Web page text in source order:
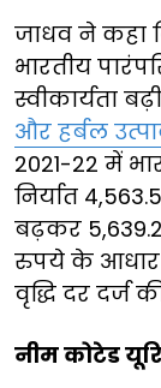
जाधव ने कहा
भारतीय
स्वीकार्यता
और हर्बल
2021-22 में
निर्यात
बढ़कर
रुपये के आधार
वृद्धि दर दर्ज
नीम कोटेड